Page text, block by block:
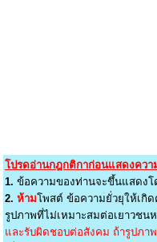
โปรดอ่านกฎกติกาก่อนแสดงควา
1. ข้อความของท่านจะขึ้นแสดง
2. ห้ามโพสต์ ข้อความยั่วยุให้เกิ
รูปภาพที่ไม่เหมาะสมต่อเยาวชน
และรับผิดชอบต่อสังคม ถ้ารูปภา